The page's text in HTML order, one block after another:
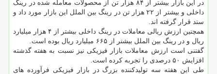
در این بازار بیشتر از ۸۴ هزار تن از محصولات معامله شده در رینگ
داخلی و بیشتر از ۲۲ هزار تن در رینگ بین الملل این بازار مورد داد و
ستد قرار گرفته اند.
همچنین ارزش ریالی معاملات در رینگ داخلی بیشتر از ۴ هزار میلیارد
ریال و در رینگ بین الملل بیشتر از ۶۶۵ میلیارد ریال بوده است.
گفتنی است ارزش معاملات بازار فیزیكی نیز نسبت به هفته گذشته
افزایش ۵۰ درصدی را تجربه كرده است.
طی این هفته سه تولیدكننده بزرگ در بازار فیزیكی فرآورده های